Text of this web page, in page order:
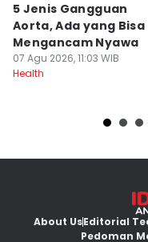
5 Jenis Gangguan
Aorta, Ada yang Bisa
Mengancam Nyawa
07 Agu 2026, 11:03 WIB
Health
About UsEditorial
Pedoman